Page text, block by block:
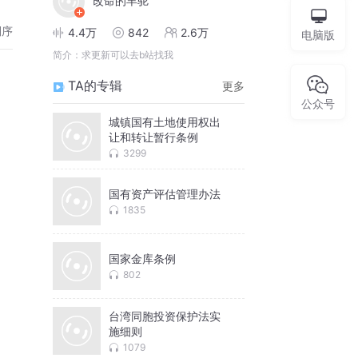
4.4万 842 2.6万
简介： 求更新可以去b站找我
TA的专辑 更多
城镇国有土地使用权出
让和转让暂行条例
3299
国有资产评估管理办法
1835
国家金库条例
802
台湾同胞投资保护法实
施细则
1079
电脑版
公众号